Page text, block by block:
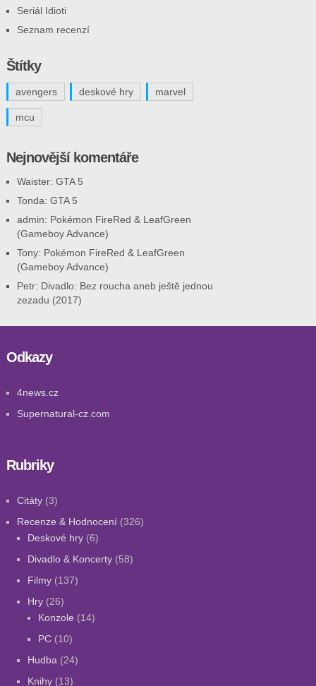
Seriál Idioti
Seznam recenzí
Štítky
avengers deskové hry marvel
mcu
Nejnovější komentáře
Waister: GTA 5
Tonda: GTA 5
admin: Pokémon FireRed & LeafGreen
(Gameboy Advance)
Tony: Pokémon FireRed & LeafGreen
(Gameboy Advance)
Petr: Divadlo: Bez roucha aneb ještě jednou
zezadu (2017)
Odkazy
4news.cz
Supernatural-cz.com
Rubriky
Citáty(3)
Recenze & Hodnocení(326)
Deskové hry(6)
Divadlo & Koncerty(58)
Filmy(137)
Hry(26)
Konzole (14)
PC(10)
Hudba (24)
Knihy(13)